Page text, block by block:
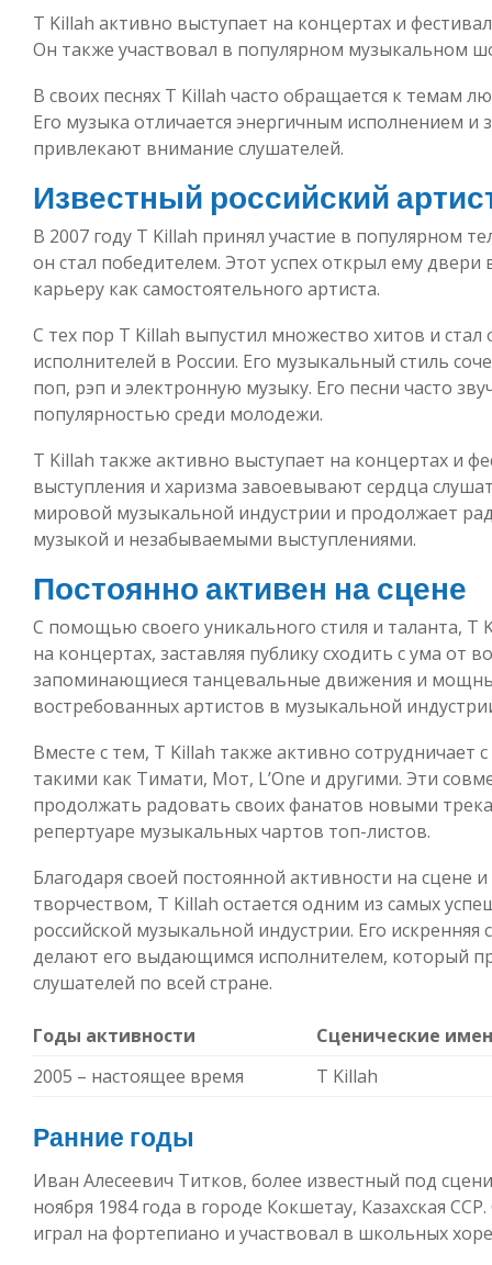
T Killah активно выступает на концертах и
Он также участвовал в популярном музыкальном
В своих песнях T Killah часто обращается к темам
Его музыка отличается энергичным исполнением
привлекают внимание слушателей.
Известный российский
В 2007 году T Killah принял участие в популярном
он стал победителем. Этот успех открыл ему
карьеру как самостоятельного артиста.
С тех пор T Killah выпустил множество хитов и
исполнителей в России. Его музыкальный стиль
поп, рэп и электронную музыку. Его песни часто
популярностью среди молодежи.
T Killah также активно выступает на концертах и
выступления и харизма завоевывают сердца
мировой музыкальной индустрии и продолжает
музыкой и незабываемыми выступлениями.
Постоянно активен на сцене
С помощью своего уникального стиля и таланта,
на концертах, заставляя публику сходить с ума от
запоминающиеся танцевальные движения и
востребованных артистов в музыкальной
Вместе с тем, T Killah также активно сотрудничает
такими как Тимати, Мот, L’One и другими. Эти
продолжать радовать своих фанатов новыми
репертуаре музыкальных чартов топ-листов.
Благодаря своей постоянной активности на сцене
творчеством, T Killah остается одним из самых
российской музыкальной индустрии. Его искренняя
делают его выдающимся исполнителем, который
слушателей по всей стране.
Годы активности
Сценические
2005 – настоящее время
T Killah
Ранние годы
Иван Алесеевич Титков, более известный под
ноября 1984 года в городе Кокшетау, Казахская
играл на фортепиано и участвовал в школьных